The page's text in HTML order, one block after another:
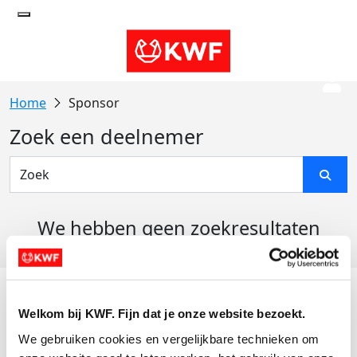
Welkom bij KWF. Fijn dat je onze website bezoekt.
We gebruiken cookies en vergelijkbare technieken om
Sponsor
Zoek een deelnemer
We hebben geen zoekresultaten
Actiematerialen
Evenementen